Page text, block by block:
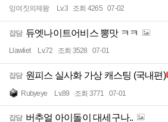
잉여짓의제왕 Lv.3 조회 4265 07-02
잡담 듀엣나이트어비스 뽕맛 ㅋㅋ
Llawliet Lv.72 조회 3528 07-01
잡담 원피스 실사화 가상 캐스팅 (국내편)
Rubyeye Lv.89 조회 3771 07-01
잡담 버추얼 아이돌이 대세구나..